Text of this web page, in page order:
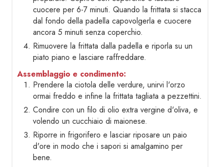
cuocere per 6-7 minuti. Quando la frittata si stacca
dal fondo della padella capovolgerla e cuocere
ancora 5 minuti senza coperchio.
Rimuovere la frittata dalla padella e riporla su un
piato piano e lasciare raffreddare.
Assemblaggio e condimento:
Prendere la ciotola delle verdure, unirvi l'orzo
ormai freddo e infine la frittata tagliata a pezzettini.
Condire con un filo di olio extra vergine d'oliva, e
volendo un cucchiaio di maionese.
Riporre in frigorifero e lasciar riposare un paio
d'ore in modo che i sapori si amalgamino per
bene.